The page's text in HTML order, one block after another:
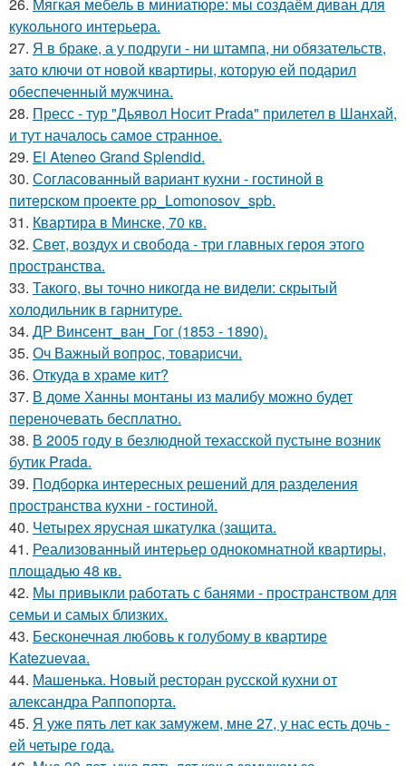
26. Мягкая мебель в миниатюре: мы создаём диван для
кукольного интерьера.
27. Я в браке, а у подруги - ни штампа, ни обязательств,
зато ключи от новой квартиры, которую ей подарил
обеспеченный мужчина.
28. Пресс - тур "Дьявол Носит Prada" прилетел в Шанхай,
и тут началось самое странное.
29. El Ateneo Grand Splendid.
30. Согласованный вариант кухни - гостиной в
питерском проекте pp_Lomonosov_spb.
31. Квартира в Минске, 70 кв.
32. Свет, воздух и свобода - три главных героя этого
пространства.
33. Такого, вы точно никогда не видели: скрытый
холодильник в гарнитуре.
34. ДР Винсент_ван_Гог (1853 - 1890).
35. Оч Важный вопрос, товарисчи.
36. Откуда в храме кит?
37. В доме Ханны монтаны из малибу можно будет
переночевать бесплатно.
38. В 2005 году в безлюдной техасской пустыне возник
бутик Prada.
39. Подборка интересных решений для разделения
пространства кухни - гостиной.
40. Четырех ярусная шкатулка (защита.
41. Реализованный интерьер однокомнатной квартиры,
площадью 48 кв.
42. Мы привыкли работать с банями - пространством для
семьи и самых близких.
43. Бесконечная любовь к голубому в квартире
Katezuevaa.
44. Машенька. Новый ресторан русской кухни от
александра Раппопорта.
45. Я уже пять лет как замужем, мне 27, у нас есть дочь -
ей четыре года.